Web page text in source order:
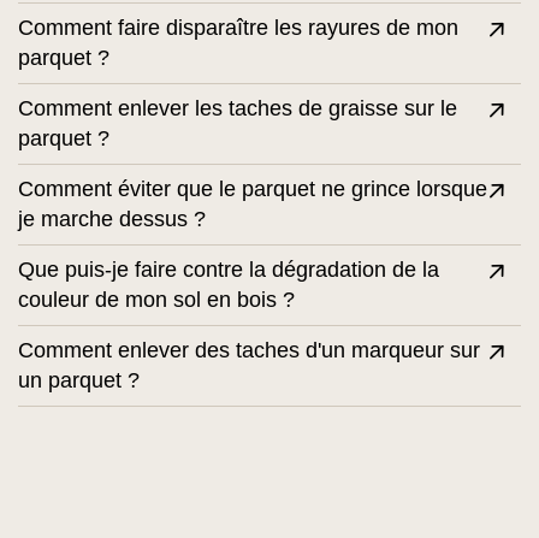
Comment faire disparaître les rayures de mon
parquet ?
Comment enlever les taches de graisse sur le
parquet ?
Comment éviter que le parquet ne grince lorsque
je marche dessus ?
Que puis-je faire contre la dégradation de la
couleur de mon sol en bois ?
Comment enlever des taches d'un marqueur sur
un parquet ?